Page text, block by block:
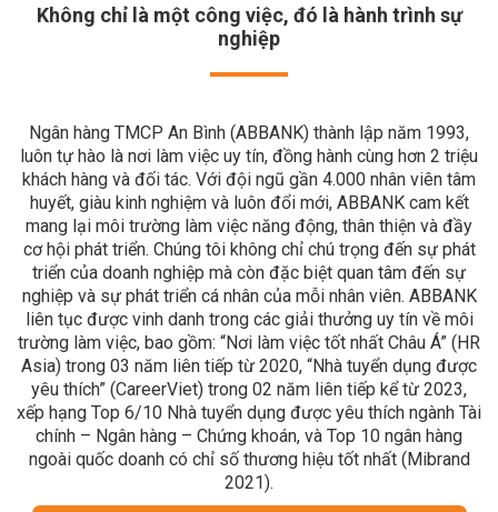
Không chỉ là một công việc, đó là hành trình sự
nghiệp
Ngân hàng TMCP An Bình (ABBANK) thành lập năm 1993,
luôn tự hào là nơi làm việc uy tín, đồng hành cùng hơn 2 triệu
khách hàng và đối tác. Với đội ngũ gần 4.000 nhân viên tâm
huyết, giàu kinh nghiệm và luôn đổi mới, ABBANK cam kết
mang lại môi trường làm việc năng động, thân thiện và đầy
cơ hội phát triển. Chúng tôi không chỉ chú trọng đến sự phát
triển của doanh nghiệp mà còn đặc biệt quan tâm đến sự
nghiệp và sự phát triển cá nhân của mỗi nhân viên. ABBANK
liên tục được vinh danh trong các giải thưởng uy tín về môi
trường làm việc, bao gồm: “Nơi làm việc tốt nhất Châu Á” (HR
Asia) trong 03 năm liên tiếp từ 2020, “Nhà tuyển dụng được
yêu thích” (CareerViet) trong 02 năm liên tiếp kể từ 2023,
xếp hạng Top 6/10 Nhà tuyển dụng được yêu thích ngành Tài
chính – Ngân hàng – Chứng khoán, và Top 10 ngân hàng
ngoài quốc doanh có chỉ số thương hiệu tốt nhất (Mibrand
2021).